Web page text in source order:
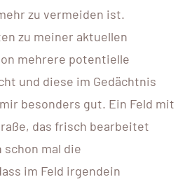
zu vermeiden ist.
zu meiner aktuellen
mehrere potentielle
und diese im Gedächtnis
besonders gut. Ein Feld mit
das frisch bearbeitet
schon mal die
im Feld irgendein